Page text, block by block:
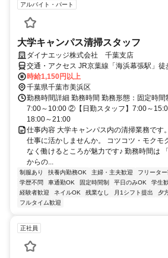
アルバイト・パート
大学キャンパス清掃スタッフ
ダイナエッジ株式会社 千葉支店
交通・アクセス JR京葉線「海浜幕張駅」
駅」徒歩20分
時給1,150円以上
千葉県千葉市美浜区
勤務時間詳細 勤務時間 勤務形態：固定時間
7:00～10:00 ②【日勤スタッフ】7:00～
18:00～21:00
仕事内容 大学キャンパス内の清掃業務です
仕事に活かしませんか。 コツコツ・モクモ
なく働けるところが魅力です♪ 勤務時間は
からの...
制服あり 扶養内勤務OK 主婦・主夫歓迎 フリータ
学歴不問
車通勤OK 固定時間制 平日のみOK 学生
経験者歓迎
ネイルOK 残業なし 月1シフト提出 夕
フルタイム歓迎
正社員